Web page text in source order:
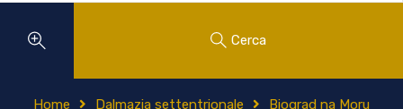
Cerca
Home Dalmazia settentrionale Biograd na Moru